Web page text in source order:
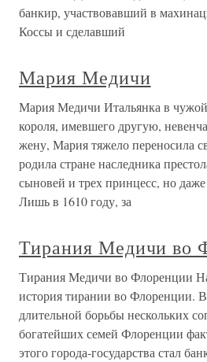
банкир, участвовавший в
Коссы и сделавший
Мария Медичи
Мария Медичи Итальянка в чужой
короля, имевшего другую,
жену, Мария тяжело переносила
родила стране наследника
сыновей и трех принцесс, но
Лишь в 1610 году, за
Тирания Медичи во
Тирания Медичи во Флоренции
история тирании во Флоренции.
длительной борьбы нескольких
богатейших семей Флоренции
этого города-государства стал